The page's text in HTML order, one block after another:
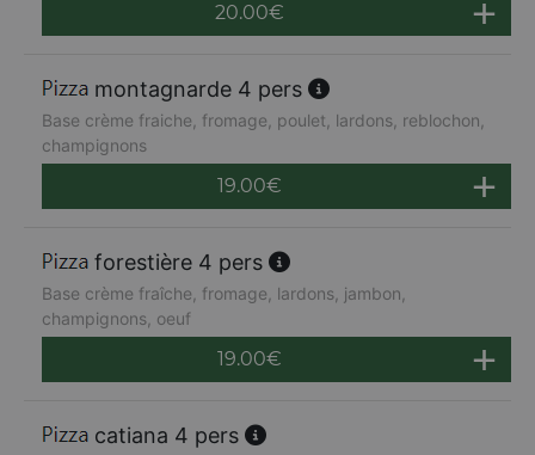
20.00€
montagnarde 4 pers
Base crème fraiche, fromage, poulet, lardons, reblochon,
champignons
19.00€
forestière 4 pers
Base crème fraîche, fromage, lardons, jambon,
champignons, oeuf
19.00€
catiana 4 pers